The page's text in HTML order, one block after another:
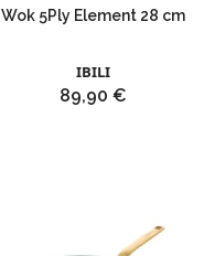
Wok 5Ply Element 28 cm
IBILI
Prix
89,90 €